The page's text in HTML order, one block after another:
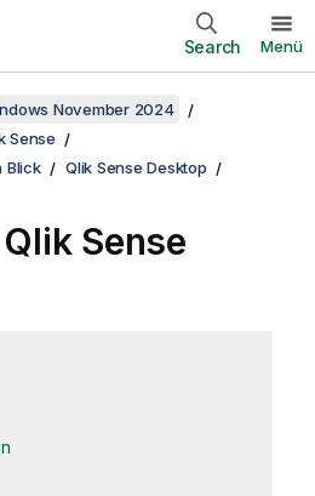
Search Menü
November 2024
Sense
Blick
Qlik Sense Desktop
Qlik Sense